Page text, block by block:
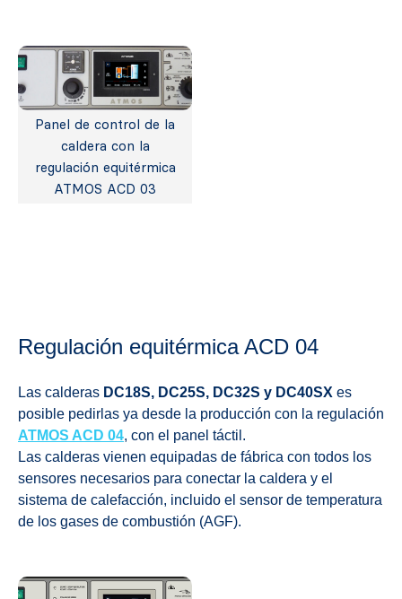
Panel de control de la
caldera con la
regulación equitérmica
ATMOS ACD 03
Regulación equitérmica ACD 04
Las calderas DC18S, DC25S, DC32S y DC40SX es
posible pedirlas ya desde la producción con la regulación
ATMOS ACD 04, con el panel táctil.
Las calderas vienen equipadas de fábrica con todos los
sensores necesarios para conectar la caldera y el
sistema de calefacción, incluido el sensor de temperatura
de los gases de combustión (AGF).